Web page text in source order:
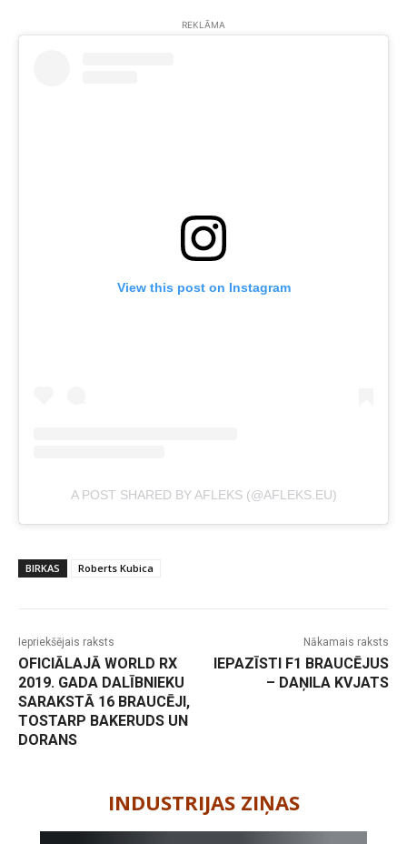
REKLĀMA
View this post on Instagram
A POST SHARED BY AFLEKS (@AFLEKS.EU)
BIRKAS Roberts Kubica
Iepriekšējais raksts
OFICIĀLAJĀ WORLD RX
2019. GADA DALĪBNIEKU
SARAKSTĀ 16 BRAUCĒJI,
TOSTARP BAKERUDS UN
DORANS
Nākamais raksts
IEPAZĪSTI F1 BRAUCĒJUS
– DAŅILA KVJATS
INDUSTRIJAS ZIŅAS